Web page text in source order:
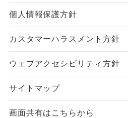
個人情報保護方針
カスタマーハラスメント方針
ウェブアクセシビリティ方針
サイトマップ
画面共有はこちらから